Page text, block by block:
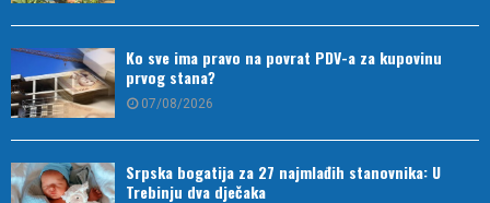
Ko sve ima pravo na povrat PDV-a za kupovinu
prvog stana?
07/08/2026
Srpska bogatija za 27 najmlađih stanovnika: U
Trebinju dva dječaka